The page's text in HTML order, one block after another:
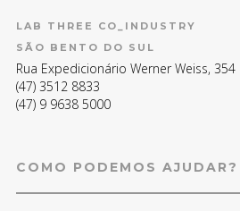
LAB THREE CO_INDUSTRY
SÃO BENTO DO SUL
Rua Expedicionário Werner Weiss, 354
(47) 3512 8833
(47) 9 9638 5000
COMO PODEMOS AJUDAR?